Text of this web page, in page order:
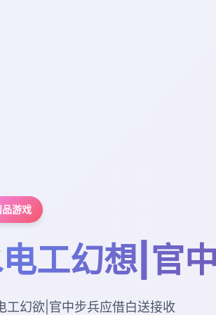
品游戏
工幻想|官
工幻欲|官中步兵应借白送接收